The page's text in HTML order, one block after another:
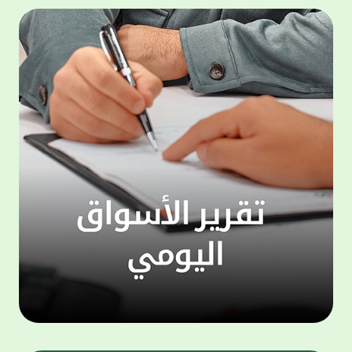
500,000 دينار، وجائزة شهرية بقيمة 100,000
دينار. وتعتبر هذه الحملة الجديدة من جوائز
حساب "الحصاد" سارية اعتبارا من شهر يناير
للعام الجاري، لتكون بمثابة مفاجأة سارة للعملاء
بالتزامن مع استئناف حملات السحوبات التي تتم
على الحسابات الاستثمارية والتي تجري تحت
إشراف جهات تدقيق مستقلة استعان بها البنك
لضمان أعلى مستويات النزاهة والشفافية.
ويهتم بيت التمويل الكويتي بتطوير مزايا حساب
"الحصاد"، والذي يعد من أبرز المنتجات المصرفية
التي يقدمها البنك نظرا لما حققه من إقبال
لافت وما حظي به من ثقة كبيرة من العملاء.
ويمنح حساب "الحصاد" فرصاً متزايدة للفوز حيث
وتزيد هذه الفرص كلما زاد العميل من مدة
احتفاظه برصيده، ليصبح الطريق إلى لقب
"مليونير بيت التمويل" أقرب وأكثر واقعية.
وبالنسبة لحساب "الرابح" فهو حساب مخصص